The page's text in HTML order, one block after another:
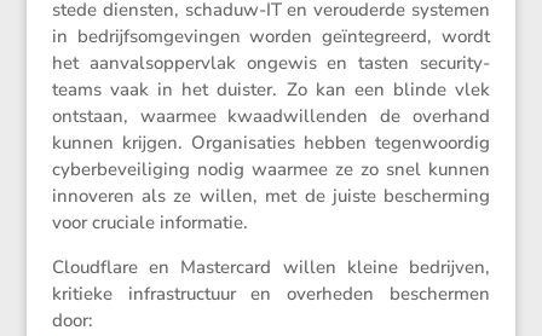
stede diensten, schaduw-IT en verou­derde systemen
in bedrijfs­om­ge­vingen worden geïnte­greerd, wordt
het aanvals­op­per­vlak ongewis en tasten securi­ty­
teams vaak in het duister. Zo kan een blinde vlek
ontstaan, waarmee kwaad­wil­lenden de overhand
kunnen krijgen. Organi­sa­ties hebben tegen­woordig
cyber­be­vei­li­ging nodig waarmee ze zo snel kunnen
innoveren als ze willen, met de juiste bescher­ming
voor cruciale informatie.
Cloud­flare en Master­card willen kleine bedrijven,
kritieke infra­struc­tuur en overheden beschermen
door: